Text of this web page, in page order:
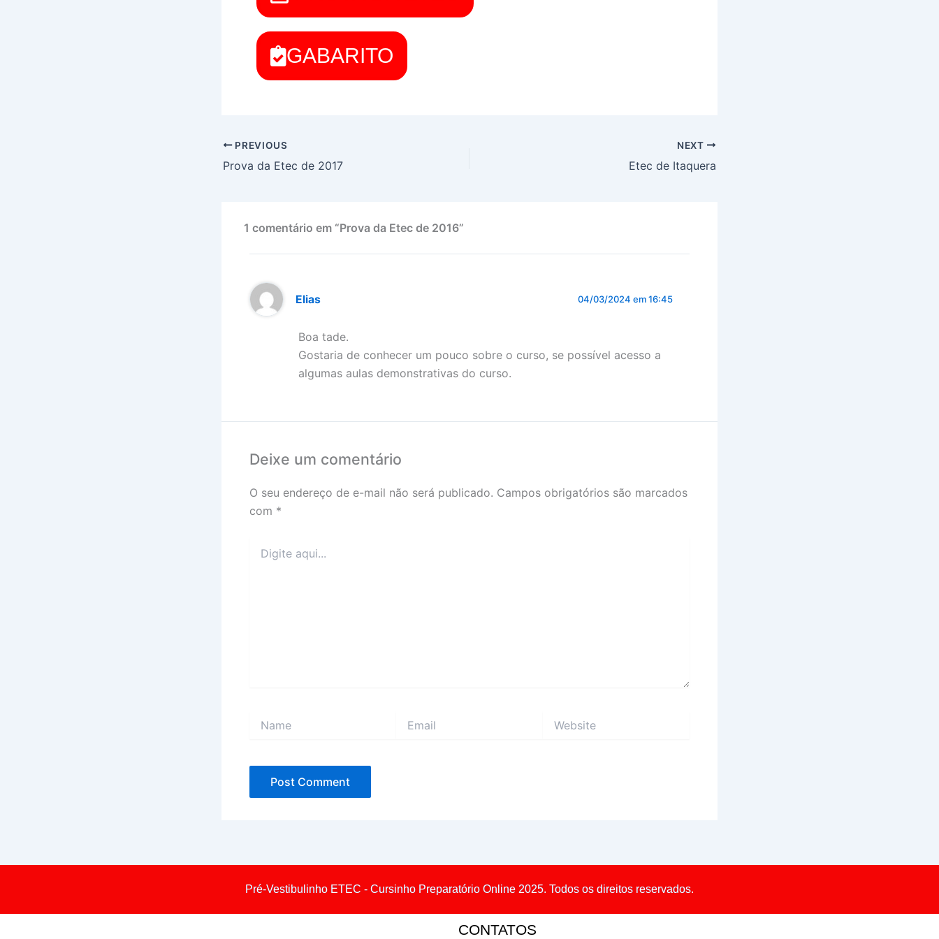
GABARITO
PREVIOUS
Prova da Etec de 2017
NEXT
Etec de Itaquera
1 comentário em “Prova da Etec de 2016”
Elias 04/03/2024 em 16:45
Boa tade.
Gostaria de conhecer um pouco sobre o curso, se possível acesso a
algumas aulas demonstrativas do curso.
Deixe um comentário
O seu endereço de e-mail não será publicado. Campos obrigatórios são marcados
com *
aqui...
Pré-Vestibulinho ETEC - Cursinho Preparatório Online 2025. Todos os direitos reservados.
CONTATOS